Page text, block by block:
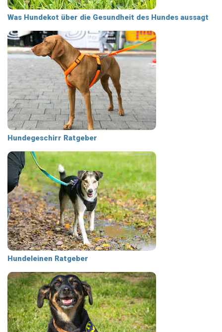
Was Hundekot über die Gesundheit des Hundes aussagt
Hundegeschirr Ratgeber
Hundeleinen Ratgeber